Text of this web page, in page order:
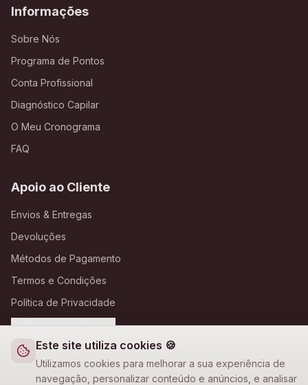
Este site utiliza cookies 🍪
Utilizamos cookies para melhorar a sua experiência de
navegação, personalizar conteúdo e anúncios, e analisar
Informações
Sobre Nós
Programa de Pontos
Conta Profissional
Diagnóstico Capilar
O Meu Cronograma
FAQ
Apoio ao Cliente
Envios & Entregas
Devoluções
Métodos de Pagamento
Termos e Condições
Política de Privacidade
Definições de Cookies
A Loja Nova